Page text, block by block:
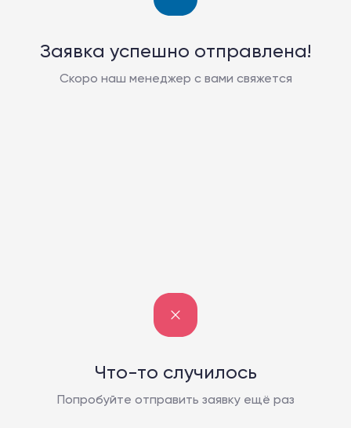
Заявка успешно отправлена!
Скоро наш менеджер с вами свяжется
Что-то случилось
Попробуйте отправить заявку ещё раз